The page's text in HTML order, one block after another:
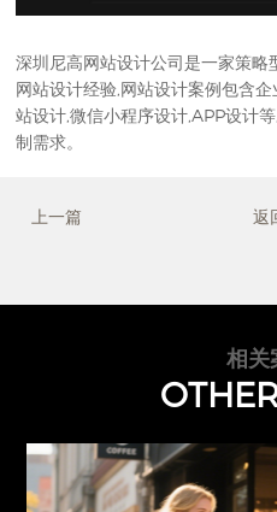
深圳尼高网站设计公司是一家策略
网站设计经验,网站设计案例包含
站设计,微信小程序设计,APP设计
制需求。
上一篇 返
相关